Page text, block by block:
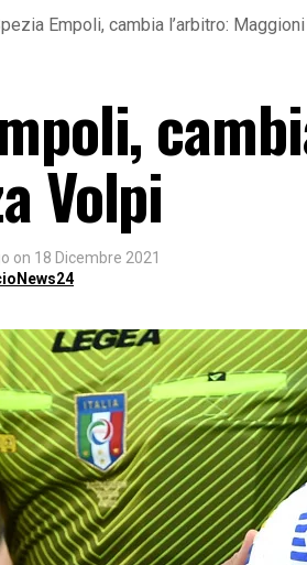
Empoli, cambia l’arbitro:
Volpi
on 18 Dicembre 2021